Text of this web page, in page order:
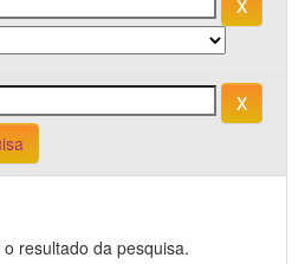
resultado da pesquisa.